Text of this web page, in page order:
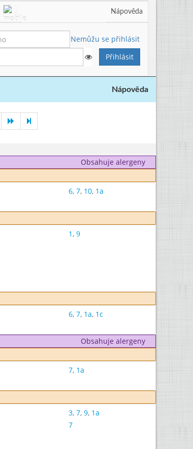
Nápověda
Nemůžu se přihlásit
Nápověda
Obsahuje alergeny
6, 7, 10, 1a
1, 9
6, 7, 1a, 1c
Obsahuje alergeny
7, 1a
3, 7, 9, 1a
7